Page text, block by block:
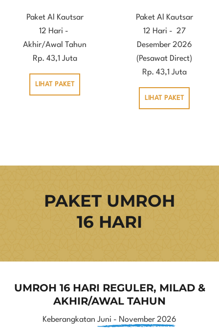
Paket Al Kautsar
12 Hari -
Akhir/Awal Tahun
Rp. 43,1 Juta
LIHAT PAKET
Paket Al Kautsar
12 Hari - 27
Desember 2026
(Pesawat Direct)
Rp. 43,1 Juta
LIHAT PAKET
PAKET UMROH
16 HARI
UMROH 16 HARI REGULER, MILAD &
AKHIR/AWAL TAHUN
Keberangkatan Juni - November 2026